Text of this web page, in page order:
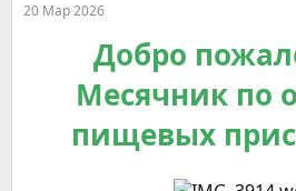
20 Мар 2026
Добро
Месячник по
пищевых